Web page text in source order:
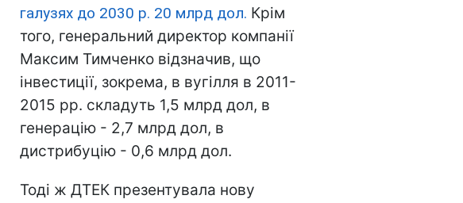
галузях до 2030 р. 20 млрд дол. Крім
того, генеральний директор компанії
Максим Тимченко відзначив, що
інвестиції, зокрема, в вугілля в 2011-
2015 рр. складуть 1,5 млрд дол, в
генерацію - 2,7 млрд дол, в
дистрибуцію - 0,6 млрд дол.
Тоді ж ДТЕК презентувала нову